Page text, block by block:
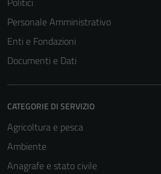
Personale Amministrativo
Enti e Fondazioni
Documenti e Dati
CATEGORIE DI SERVIZIO
Agricoltura e pesca
Ambiente
Anagrafe e stato civile